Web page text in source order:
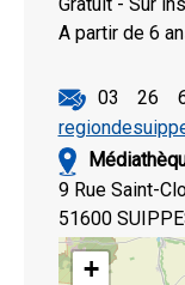
Gratuit - Sur
A partir de 6
03 26
9 Rue Saint-
51600
+